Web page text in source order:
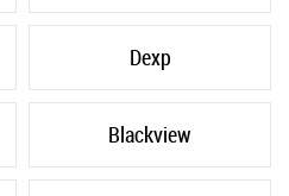
Dexp
Blackview